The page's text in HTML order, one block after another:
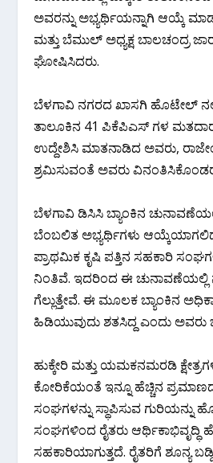
ಅವರನ್ನು ಅಭ್ಯರ್ಥಿಯನ್ನಾಗಿ ಆಯ್ಕೆ
ಮತ್ತು ಬೆಮುಲ್ ಅಧ್ಯಕ್ಷ ಬಾಲಚಂದ್ರ
ಘೋಷಿಸಿದರು.
ಬೆಳಗಾವಿ ನಗರದ ಖಾಸಗಿ ಹೊಟೇಲ್
ತಾಲೂಕಿನ 41 ಪಿಕೆಪಿಎಸ್ ಗಳ
ಉದ್ದೇಶಿಸಿ ಮಾತನಾಡಿದ ಅವರು,
ಶ್ರಮಿಸುವಂತೆ ಅವರು
ಬೆಳಗಾವಿ ಡಿಸಿಸಿ ಬ್ಯಾಂಕಿನ
ಬೆಂಬಲಿತ ಅಭ್ಯರ್ಥಿಗಳು
ಪ್ರಾಥಮಿಕ ಕೃಷಿ ಪತ್ತಿನ ಸಹಕಾರಿ
ನಿಂತಿವೆ. ಇದರಿಂದ ಈ ಚುನಾವಣೆಯಲ್ಲಿ
ಗೆಲ್ಲುತ್ತೇವೆ. ಈ ಮೂಲಕ ಬ್ಯಾಂಕಿನ
ಹಿಡಿಯುವುದು ಶತಸಿದ್ದ ಎಂದು ಅವರು
ಹುಕ್ಕೇರಿ ಮತ್ತು ಯಮಕನಮರಡಿ
ಕೋರಿಕೆಯಂತೆ ಇನ್ನೂ ಹೆಚ್ಚಿನ
ಸಂಘಗಳನ್ನು ಸ್ಥಾಪಿಸುವ ಗುರಿಯನ್ನು
ಸಂಘಗಳಿಂದ ರೈತರು ಆರ್ಥಿಕಾಭಿವೃದ್ಧಿ
ಸಹಕಾರಿಯಾಗುತ್ತದೆ. ರೈತರಿಗೆ ಶೂನ್ಯ